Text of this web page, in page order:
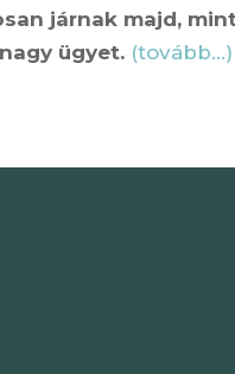
járnak majd,
ügyet. (tovább…)